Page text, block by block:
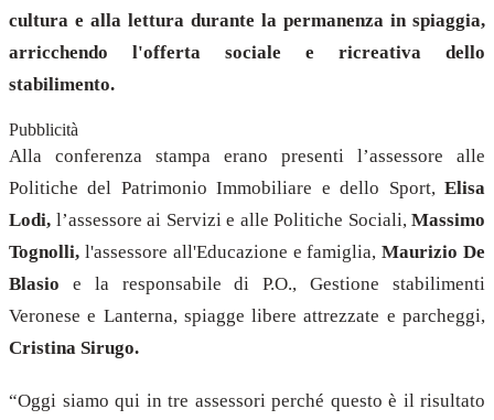
cultura e alla lettura durante la permanenza in spiaggia,
arricchendo l'offerta sociale e ricreativa dello
stabilimento.
Pubblicità
Alla conferenza stampa erano presenti l’assessore alle
Politiche del Patrimonio Immobiliare e dello Sport, Elisa
Lodi, l’assessore ai Servizi e alle Politiche Sociali,Massimo
Tognolli, l'assessore all'Educazione e famiglia, Maurizio De
Blasio e la responsabile di P.O., Gestione stabilimenti
Veronese e Lanterna, spiagge libere attrezzate e parcheggi,
Cristina Sirugo.
“Oggi siamo qui in tre assessori perché questo è il risultato